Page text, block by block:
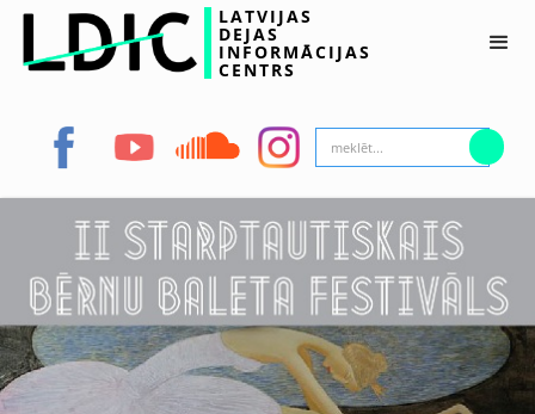
LATVIJAS
DEJAS
INFORMĀCIJAS
CENTRS